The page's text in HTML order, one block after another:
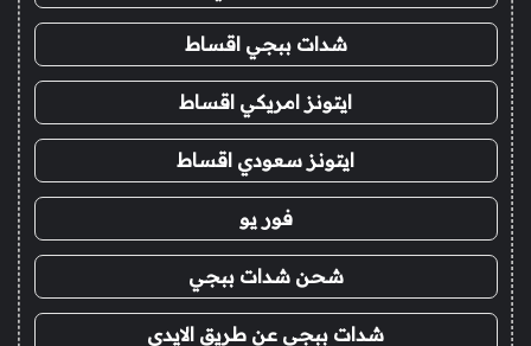
شدات ببجي اقساط
ايتونز امريكي اقساط
ايتونز سعودي اقساط
فور يو
شحن شدات ببجي
شدات ببجي عن طريق الايدي